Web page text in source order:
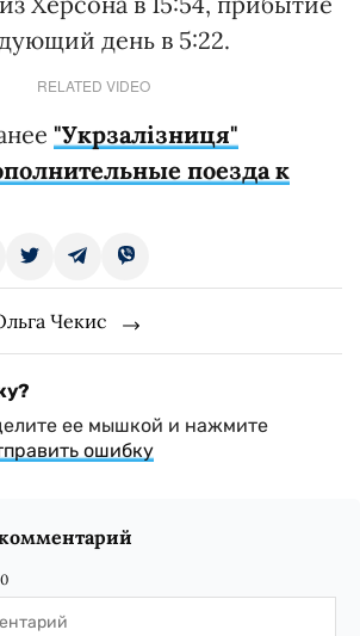
день в 5:22.
RELATED VIDEO
"Укрзалізниця"
поезда к
Чекис
ее мышкой и нажмите
ошибку
0